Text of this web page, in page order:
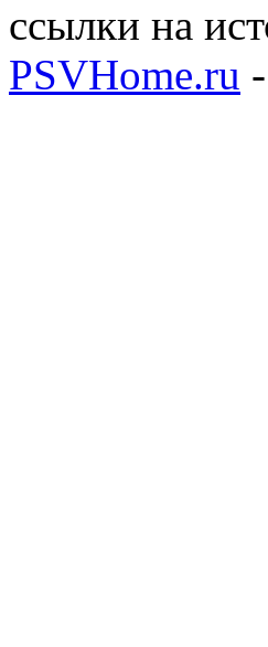
ссылки на
PSVHome.ru